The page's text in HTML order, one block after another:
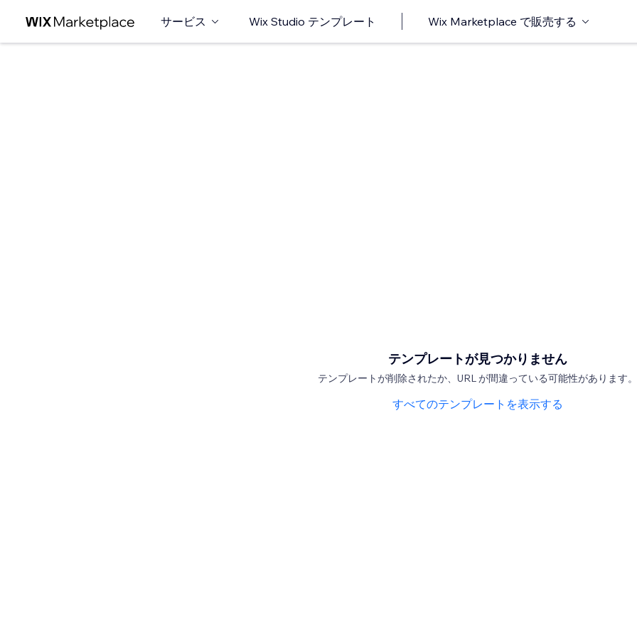
サービス Wix Studio テンプレート Wix Marketplace で販売する
テンプレートが見つかりません
テンプレートが削除されたか、URL が間違っている可能性があります。
すべてのテンプレートを表示する